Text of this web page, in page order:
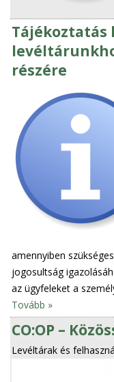
Tájékoztatás
részére
amennyiben
jogosultság
az ügyfeleket a
Tovább »
CO:OP –
Levéltárak és